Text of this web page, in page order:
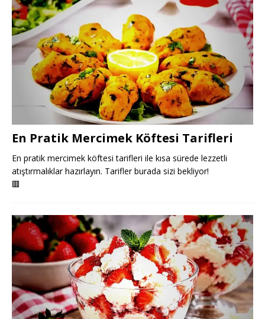
En Pratik Mercimek Köftesi Tarifleri
En pratik mercimek köftesi tarifleri ile kısa sürede lezzetli
atıştırmalıklar hazırlayın. Tarifler burada sizi bekliyor!
🟥